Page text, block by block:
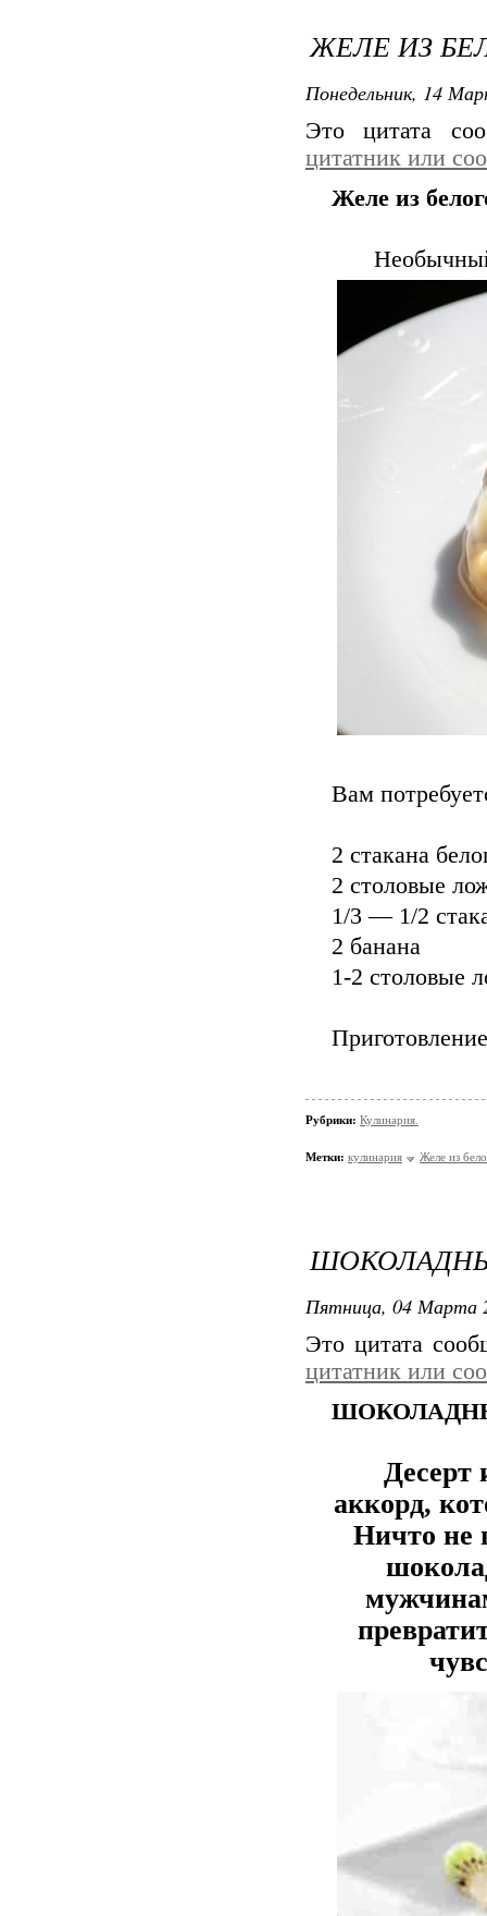
ЖЕЛЕ ИЗ
Понедельник, 14
Это цитата
цитатник или
Желе из
Вам
2 стакана
2 столовые
1/3 — 1/2
2 банана
1-2 столовые
Рубрики: Кулинария.
Метки: кулинария Желе из
Пятница, 04 Марта
Это цитата
цитатник или
Десерт
аккорд,
Ничто не